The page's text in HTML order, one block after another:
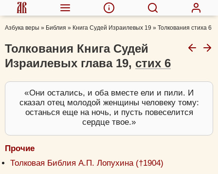
Азбука веры » Библия » Книга Судей Израилевых 19 » Толкования стиха 6
Толкования Книга Судей
Израилевых глава 19, стих 6
Они остались, и оба вместе ели и пили. И
сказал отец молодой женщины человеку тому:
останься еще на ночь, и пусть повеселится
сердце твое.
Прочие
Толковая Библия А.П. Лопухина (†1904)